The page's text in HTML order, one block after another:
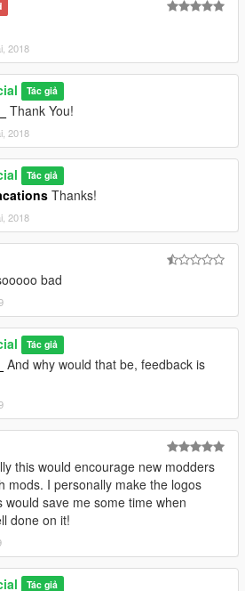
2018
Tác giả
Thank You!
2018
Tác giả
Thanks!
2018
bad
Tác giả
And why would that be, feedback is
this would encourage new modders
mods. I personally make the logos
would save me some time when
done on it!
Tác giả